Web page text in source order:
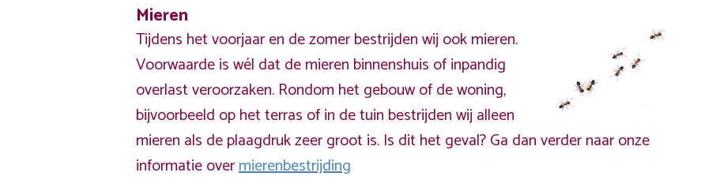
Mieren
Tijdens het voorjaar en de zomer bestrijden wij ook mieren.
Voorwaarde is wél dat de mieren binnenshuis of inpandig
overlast veroorzaken. Rondom het gebouw of de woning,
bijvoorbeeld op het terras of in de tuin bestrijden wij alleen
mieren als de plaagdruk zeer groot is. Is dit het geval? Ga dan verder naar onze
informatie overmierenbestrijding